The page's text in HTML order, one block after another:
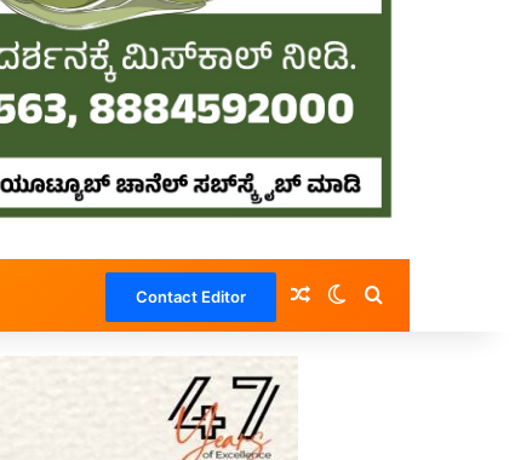
Contact Editor Random Article
Switch skin
Search for